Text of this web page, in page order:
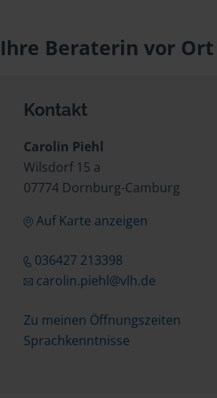
Ihre Beraterin vor Ort
Kontakt
Carolin Piehl
Wilsdorf 15 a
07774 Dornburg-Camburg
Auf Karte anzeigen
036427 213398
carolin.piehl@vlh.de
Zu meinen Öffnungszeiten
Sprachkenntnisse